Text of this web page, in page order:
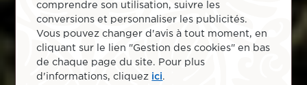
comprendre son utilisation, suivre les
conversions et personnaliser les publicités.
Vous pouvez changer d'avis à tout moment, en
cliquant sur le lien "Gestion des cookies" en bas
de chaque page du site. Pour plus
d'informations, cliquez ici.